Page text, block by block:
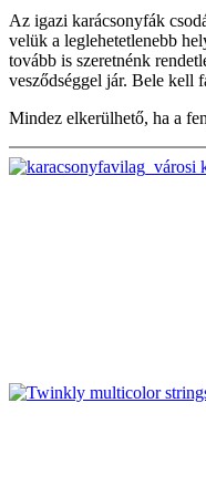
Az igazi karácsonyfák
velük a leglehetetlenebb
tovább is szeretnénk
vesződséggel jár. Bele kell
Mindez elkerülhető, ha a